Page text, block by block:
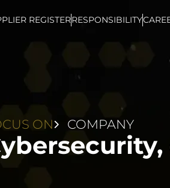
REGISTERRESPONSIBILITY
ON COMPANY